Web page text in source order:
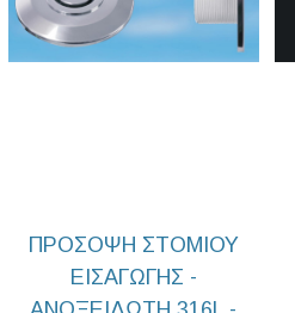
ΠΡΟΣΟΨΗ ΣΤΟΜΙΟΥ
ΕΙΣΑΓΩΓΗΣ -